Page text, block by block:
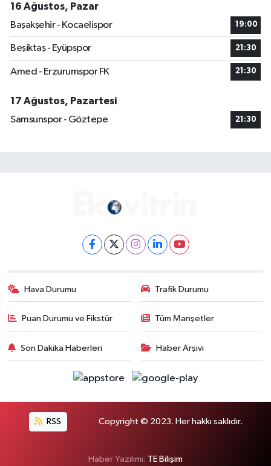
16 Ağustos, Pazar
Başakşehir - Kocaelispor
19:00
Beşiktaş - Eyüpspor 21:30
Amed - Erzurumspor FK 21:30
17 Ağustos, Pazartesi
Samsunspor - Göztepe
21:30
Hava Durumu Trafik Durumu
Puan Durumu ve Fikstür Tüm Manşetler
Son Dakika Haberleri Haber Arşivi
RSS Copyright © 2023. Her hakkı saklıdır.
Haber Yazılımı: TE Bilişim